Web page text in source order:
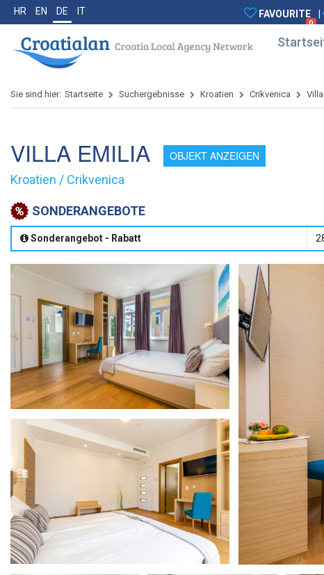
HR EN DE IT FAVOURITE
0
Sie sind hier: Startseite Suchergebnisse Kroatien Crikvenica
VILLA EMILIA OBJEKT ANZEIGEN
Kroatien / Crikvenica
SONDERANGEBOTE
Sonderangebot - Rabatt